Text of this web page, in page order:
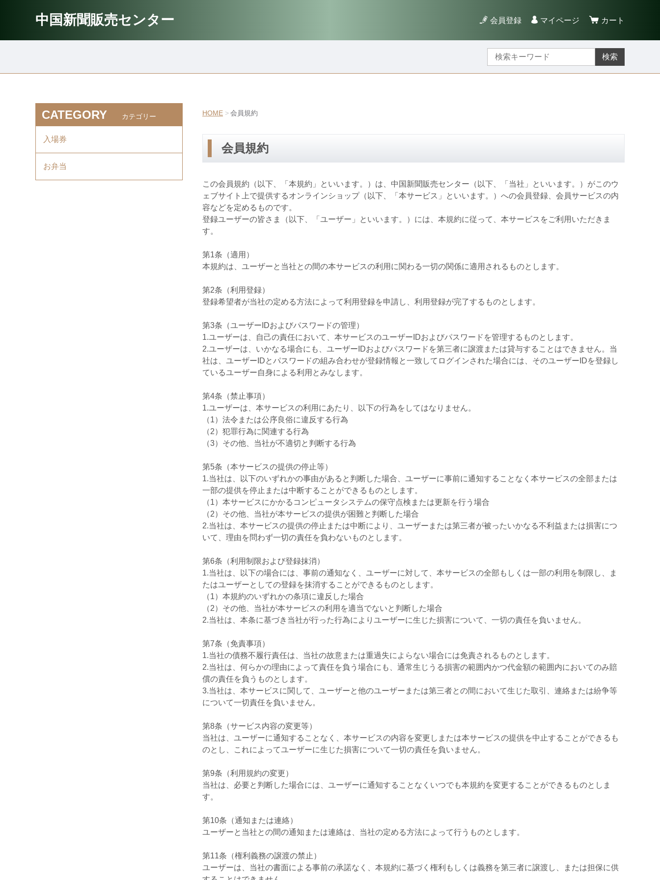
中国新聞販売センター 会員登録 マイページ カート
検索
HOME 会員規約
会員規約
この会員規約（以下、「本規約」といいます。）は、中国新聞販売センター（以下、「当社」といいます。）がこのウ
ェブサイト上で提供するオンラインショップ（以下、「本サービス」といいます。）への会員登録、会員サービスの内
容などを定めるものです。
登録ユーザーの皆さま（以下、「ユーザー」といいます。）には、本規約に従って、本サービスをご利用いただきま
す。
第1条（適用）
本規約は、ユーザーと当社との間の本サービスの利用に関わる一切の関係に適用されるものとします。
第2条（利用登録）
登録希望者が当社の定める方法によって利用登録を申請し、利用登録が完了するものとします。
第3条（ユーザーIDおよびパスワードの管理）
1.ユーザーは、自己の責任において、本サービスのユーザーIDおよびパスワードを管理するものとします。
2.ユーザーは、いかなる場合にも、ユーザーIDおよびパスワードを第三者に譲渡または貸与することはできません。当
社は、ユーザーIDとパスワードの組み合わせが登録情報と一致してログインされた場合には、そのユーザーIDを登録し
ているユーザー自身による利用とみなします。
第4条（禁止事項）
1.ユーザーは、本サービスの利用にあたり、以下の行為をしてはなりません。
（1）法令または公序良俗に違反する行為
（2）犯罪行為に関連する行為
（3）その他、当社が不適切と判断する行為
第5条（本サービスの提供の停止等）
1.当社は、以下のいずれかの事由があると判断した場合、ユーザーに事前に通知することなく本サービスの全部または
一部の提供を停止または中断することができるものとします。
（1）本サービスにかかるコンピュータシステムの保守点検または更新を行う場合
（2）その他、当社が本サービスの提供が困難と判断した場合
2.当社は、本サービスの提供の停止または中断により、ユーザーまたは第三者が被ったいかなる不利益または損害につ
いて、理由を問わず一切の責任を負わないものとします。
第6条（利用制限および登録抹消）
1.当社は、以下の場合には、事前の通知なく、ユーザーに対して、本サービスの全部もしくは一部の利用を制限し、ま
たはユーザーとしての登録を抹消することができるものとします。
（1）本規約のいずれかの条項に違反した場合
（2）その他、当社が本サービスの利用を適当でないと判断した場合
2.当社は、本条に基づき当社が行った行為によりユーザーに生じた損害について、一切の責任を負いません。
第7条（免責事項）
1.当社の債務不履行責任は、当社の故意または重過失によらない場合には免責されるものとします。
2.当社は、何らかの理由によって責任を負う場合にも、通常生じうる損害の範囲内かつ代金額の範囲内においてのみ賠
償の責任を負うものとします。
3.当社は、本サービスに関して、ユーザーと他のユーザーまたは第三者との間において生じた取引、連絡または紛争等
について一切責任を負いません。
第8条（サービス内容の変更等）
当社は、ユーザーに通知することなく、本サービスの内容を変更しまたは本サービスの提供を中止することができるも
のとし、これによってユーザーに生じた損害について一切の責任を負いません。
第9条（利用規約の変更）
当社は、必要と判断した場合には、ユーザーに通知することなくいつでも本規約を変更することができるものとしま
す。
第10条（通知または連絡）
ユーザーと当社との間の通知または連絡は、当社の定める方法によって行うものとします。
第11条（権利義務の譲渡の禁止）
ユーザーは、当社の書面による事前の承諾なく、本規約に基づく権利もしくは義務を第三者に譲渡し、または担保に供
CATEGORY カテゴリー
入場券
お弁当